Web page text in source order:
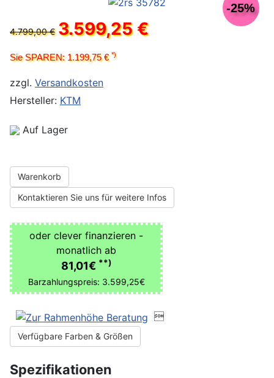
-25%
4.799,00 € 3.599,25 €
Sie SPAREN: 1.199,75 €*)
zzgl. Versandkosten
Hersteller: KTM
Auf Lager
Warenkorb
Kontaktieren Sie uns für weitere Infos
oder clever finanzieren -
monatlich ab
81,01€ **)
Barzahlungspreis: 3.599,25€

Verfügbare Farben & Größen
Spezifikationen